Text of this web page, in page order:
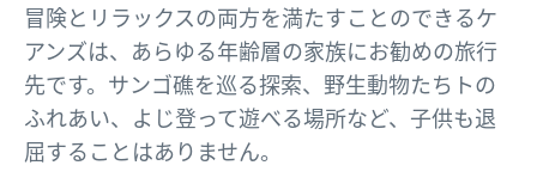
冒険とリラックスの両方を満たすことのできるケ
アンズは、あらゆる年齢層の家族にお勧めの旅行
先です。サンゴ礁を巡る探索、野生動物たちトの
ふれあい、よじ登って遊べる場所など、子供も退
屈することはありません。